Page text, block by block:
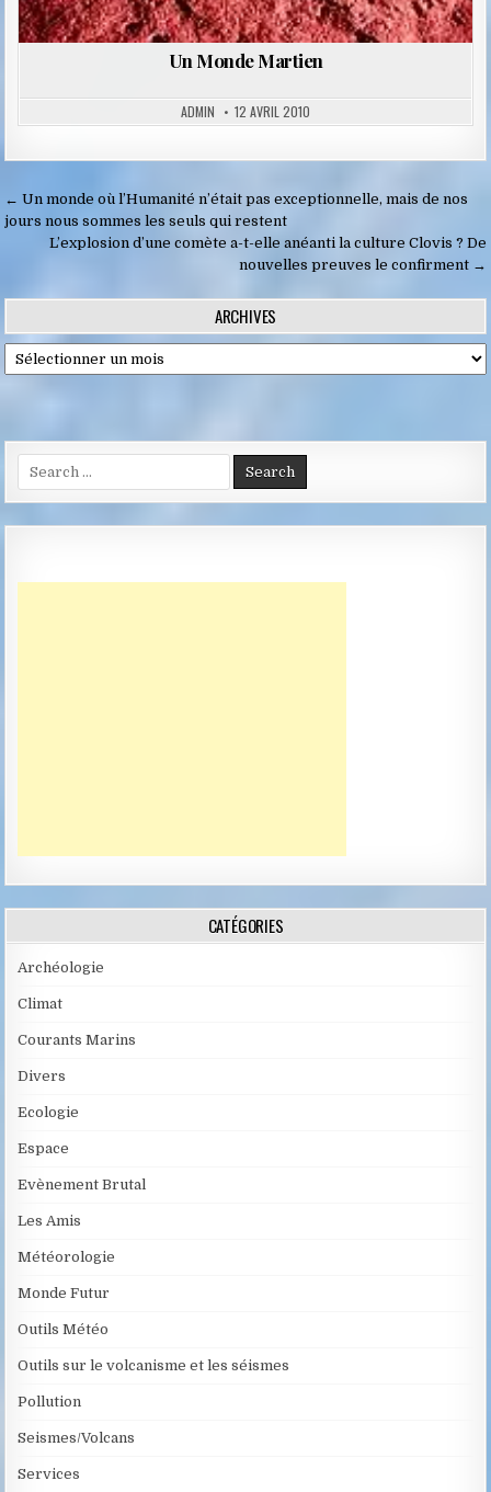
Un Monde Martien
ADMIN 12 AVRIL 2010
Navigation
de
l’article
← Un monde où l’Humanité n’était pas exceptionnelle, mais de nos
jours nous sommes les seuls qui restent
L’explosion d’une comète a-t-elle anéanti la culture Clovis ? De
nouvelles preuves le confirment →
ARCHIVES
Archives
for:
CATÉGORIES
Archéologie
Climat
Courants Marins
Divers
Ecologie
Espace
Evènement Brutal
Les Amis
Météorologie
Monde Futur
Outils Météo
Outils sur le volcanisme et les séismes
Pollution
Seismes/Volcans
Services